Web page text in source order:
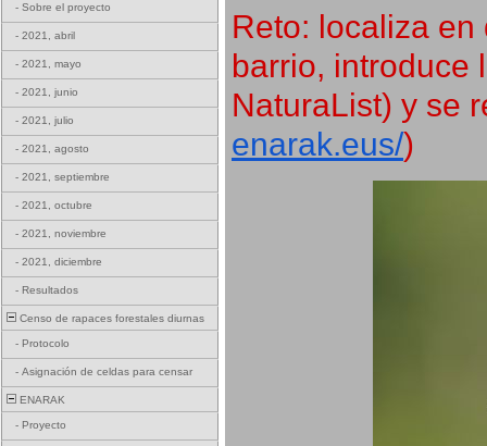
- Sobre el proyecto
- 2021, abril
- 2021, mayo
- 2021, junio
- 2021, julio
- 2021, agosto
- 2021, septiembre
- 2021, octubre
- 2021, noviembre
- 2021, diciembre
- Resultados
Censo de rapaces forestales diurnas
- Protocolo
- Asignación de celdas para censar
ENARAK
- Proyecto
Reto: localiza
barrio, introduce
NaturaList) y se
enarak.eus/)